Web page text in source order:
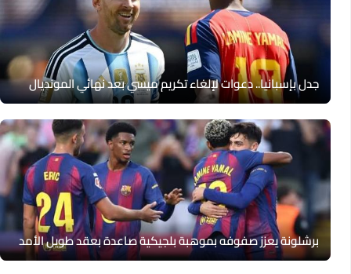
جدل بإسبانيا.. دعوات لإلغاء تكريم ميسي بعد نهائي المونديال
برشلونة يعزز صفوفه بموهبة بلجيكية صاعدة بعقد طويل الأمد